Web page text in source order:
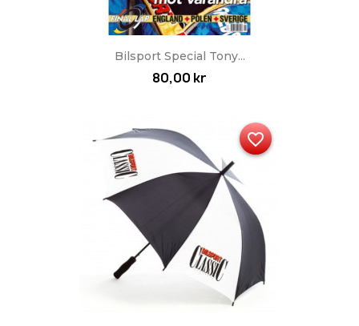
Bilsport Special Tony...
80,00 kr
favorite_border